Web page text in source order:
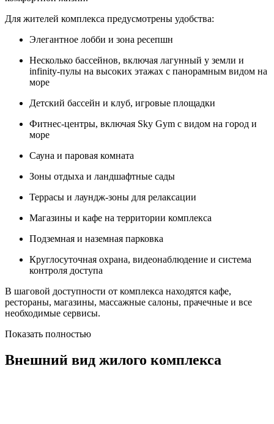
Для жителей комплекса предусмотрены удобства:
Элегантное лобби и зона ресепшн
Несколько бассейнов, включая лагунный у земли и
infinity-пулы на высоких этажах с панорамным видом на
море
Детский бассейн и клуб, игровые площадки
Фитнес-центры, включая Sky Gym с видом на город и
море
Сауна и паровая комната
Зоны отдыха и ландшафтные сады
Террасы и лаундж-зоны для релаксации
Магазины и кафе на территории комплекса
Подземная и наземная парковка
Круглосуточная охрана, видеонаблюдение и система
контроля доступа
В шаговой доступности от комплекса находятся кафе,
рестораны, магазины, массажные салоны, прачечные и все
необходимые сервисы.
Показать полностью
Внешний вид жилого комплекса